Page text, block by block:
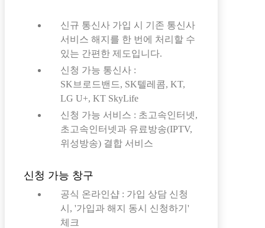
신규 통신사 가입 시 기존 통신사
서비스 해지를 한 번에 처리할 수
있는 간편한 제도입니다.
신청 가능 통신사 :
SK브로드밴드, SK텔레콤, KT,
LG U+, KT SkyLife
신청 가능 서비스 : 초고속인터넷,
초고속인터넷과 유료방송(IPTV,
위성방송) 결합 서비스
신청 가능 창구
공식 온라인샵 : 가입 상담 신청
시, '가입과 해지 동시 신청하기'
체크